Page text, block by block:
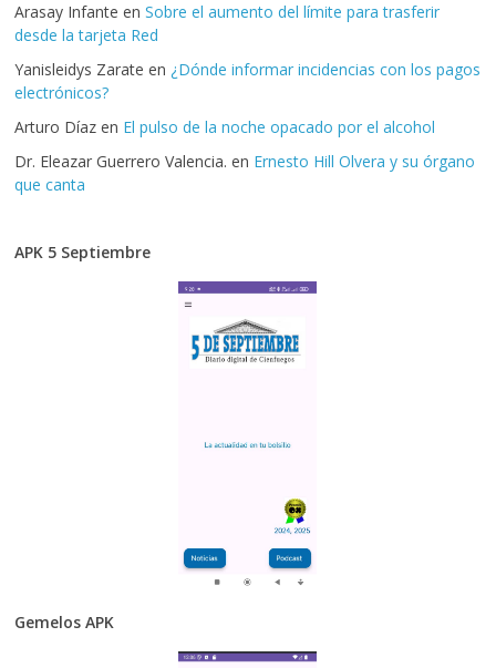
Arasay Infante enSobre el aumento del límite para trasferir
desde la tarjeta Red
Yanisleidys Zarate en ¿Dónde informar incidencias con los pagos
electrónicos?
Arturo Díaz en El pulso de la noche opacado por el alcohol
Dr. Eleazar Guerrero Valencia. en Ernesto Hill Olvera y su órgano
que canta
APK 5 Septiembre
Gemelos APK